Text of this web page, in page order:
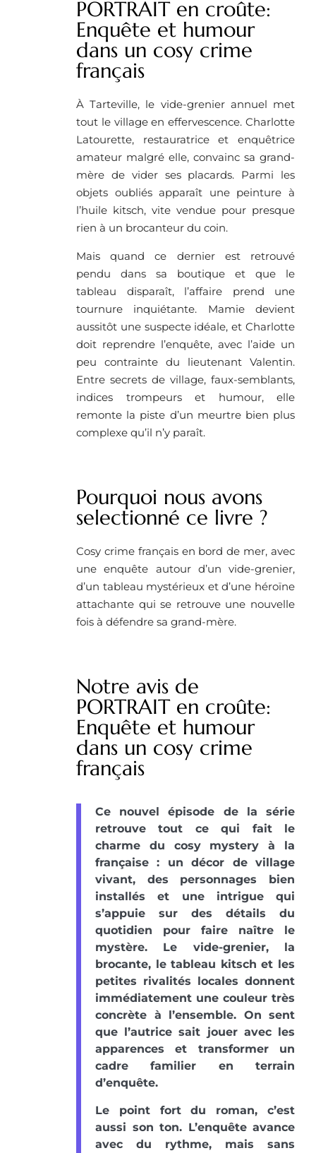
PORTRAIT en croûte:
Enquête et humour
dans un cosy crime
français
À Tarteville, le vide-grenier annuel met
tout le village en effervescence. Charlotte
Latourette, restauratrice et enquêtrice
amateur malgré elle, convainc sa grand-
mère de vider ses placards. Parmi les
objets oubliés apparaît une peinture à
l’huile kitsch, vite vendue pour presque
rien à un brocanteur du coin.
Mais quand ce dernier est retrouvé
pendu dans sa boutique et que le
tableau disparaît, l’affaire prend une
tournure inquiétante. Mamie devient
aussitôt une suspecte idéale, et Charlotte
doit reprendre l’enquête, avec l’aide un
peu contrainte du lieutenant Valentin.
Entre secrets de village, faux-semblants,
indices trompeurs et humour, elle
remonte la piste d’un meurtre bien plus
complexe qu’il n’y paraît.
Pourquoi nous avons
selectionné ce livre ?
Cosy crime français en bord de mer, avec
une enquête autour d’un vide-grenier,
d’un tableau mystérieux et d’une héroïne
attachante qui se retrouve une nouvelle
fois à défendre sa grand-mère.
Notre avis de
PORTRAIT en croûte:
Enquête et humour
dans un cosy crime
français
Ce nouvel épisode de la série
retrouve tout ce qui fait le
charme du cosy mystery à la
française : un décor de village
vivant, des personnages bien
installés et une intrigue qui
s’appuie sur des détails du
quotidien pour faire naître le
mystère. Le vide-grenier, la
brocante, le tableau kitsch et les
petites rivalités locales donnent
immédiatement une couleur très
concrète à l’ensemble. On sent
que l’autrice sait jouer avec les
apparences et transformer un
cadre familier en terrain
d’enquête.
Le point fort du roman, c’est
aussi son ton. L’enquête avance
avec du rythme, mais sans